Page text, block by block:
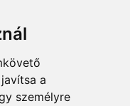
a
személyre